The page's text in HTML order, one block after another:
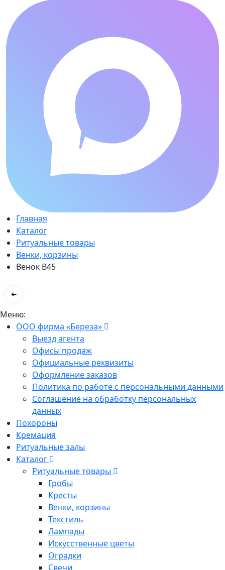
Меню:
ООО фирма «Береза»
Выезд агента
Офисы продаж
Официальные реквизиты
Оформление заказов
Политика по работе с персональными данными
Соглашение на обработку персональных
данных
Похороны
Кремация
Ритуальные залы
Каталог
Ритуальные товары
Гробы
Кресты
Венки, корзины
Текстиль
Лампады
Искусственные цветы
Оградки
Свечи
Главная
Каталог
Ритуальные товары
Венки, корзины
Венок В45